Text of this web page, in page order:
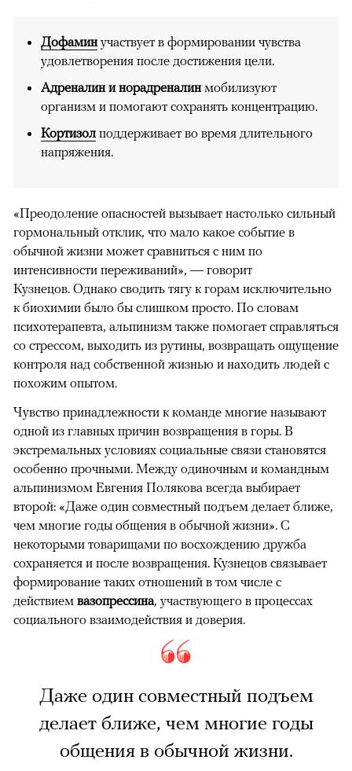
Дофаминучаствует в формировании чувства
удовлетворения после достижения цели.
Адреналин и норадреналинмобилизуют
организм и помогают сохранять концентрацию.
Кортизол поддерживает во время длительного
напряжения.
«Преодоление опасностей вызывает настолько сильный
гормональный отклик, что мало какое событие в
обычной жизни может сравниться с ним по
интенсивности переживаний», — говорит
Кузнецов. Однако сводить тягу к горам исключительно
к биохимии было бы слишком просто. По словам
психотерапевта, альпинизм также помогает справляться
со стрессом, выходить из рутины, возвращать ощущение
контроля над собственной жизнью и находить людей с
похожим опытом.
Чувство принадлежности к команде многие называют
одной из главных причин возвращения в горы. В
экстремальных условиях социальные связи становятся
особенно прочными. Между одиночным и командным
альпинизмом Евгения Полякова всегда выбирает
второй: «Даже один совместный подъем делает ближе,
чем многие годы общения в обычной жизни». С
некоторыми товарищами по восхождению дружба
сохраняется и после возвращения. Кузнецов связывает
формирование таких отношений в том числе с
действием вазопрессина, участвующего в процессах
социального взаимодействия и доверия.
Даже один совместный подъем
делает ближе, чем многие годы
общения в обычной жизни.